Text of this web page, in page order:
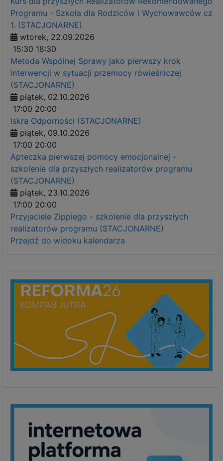
Programu - Szkoła dla Rodziców i Wychowawców cz
1. (STACJONARNE)
wtorek, 22.09.2026
15:30 18:30
Metoda Wspólnej Sprawy jako pierwszy krok
interwencji w sytuacji przemocy rówieśniczej
(STACJONARNE)
piątek, 02.10.2026
17:00 20:00
Iskra Odporności (STACJONARNE)
piątek, 09.10.2026
17:00 20:00
Apteczka pierwszej pomocy emocjonalnej -
szkolenie dla przyszłych realizatorów programu
(STACJONARNE)
piątek, 23.10.2026
17:00 20:00
Przyjaciele Zippiego - szkolenie dla przyszłych
realizatorów programu (STACJONARNE)
Przejdź do widoku kalendarza